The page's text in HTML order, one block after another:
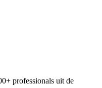
professionals uit de